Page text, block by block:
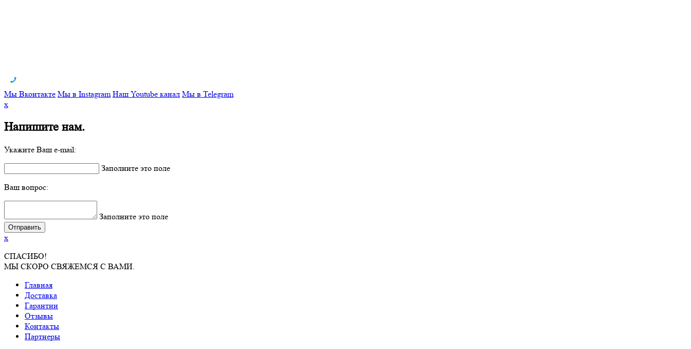
Мы Вконтакте Мы в Instagram Наш Youtube канал Мы в Telegram
x
Напишите нам.
Укажите Ваш e-mail:
Заполните это поле
Ваш вопрос:
Заполните это поле
x
СПАСИБО!
МЫ СКОРО СВЯЖЕМСЯ С ВАМИ.
Главная
Доставка
Гарантии
Отзывы
Контакты
Партнеры